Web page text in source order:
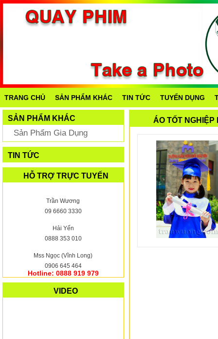
TRANG CHỦ SẢN PHẨM KHÁC TIN TỨC TUYỂN DỤNG
SẢN PHẨM KHÁC
Sản Phẩm Gia Dụng
TIN TỨC
HỖ TRỢ TRỰC TUYẾN
Trần Wương
09 6660 3330
Hải Yến
0888 353 010
Mss Ngọc (Vĩnh Long)
0906 645 464
Hotline: 0888 919 979
VIDEO
ÁO TỐT NGHIỆP